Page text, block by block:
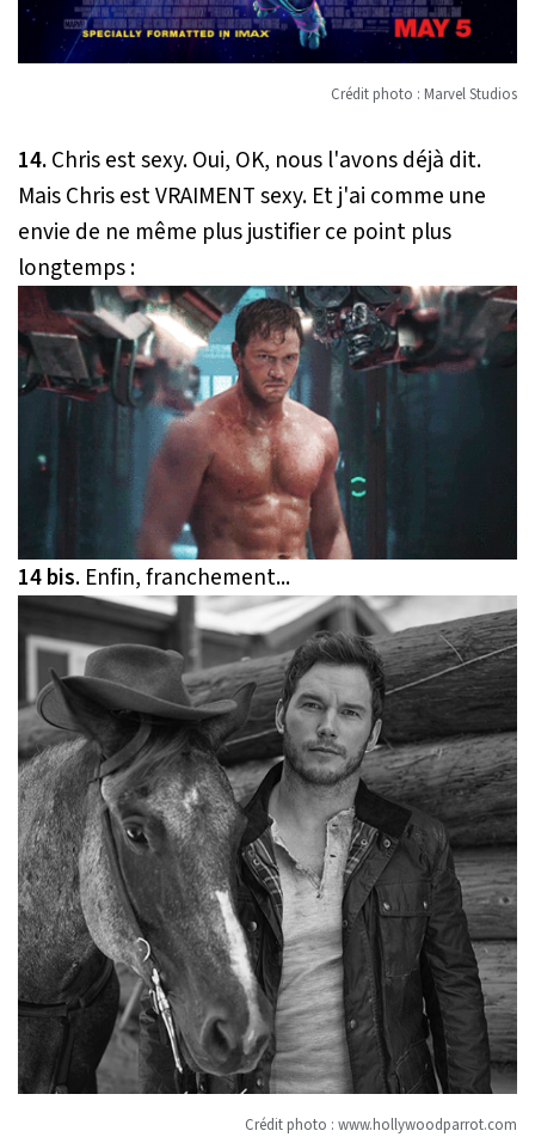
Crédit photo : Marvel Studios
14.Chris est sexy. Oui, OK, nous l'avons déjà dit.
Mais Chris est VRAIMENT sexy. Et j'ai comme une
envie de ne même plus justifier ce point plus
longtemps :
14 bis. Enfin, franchement...
Crédit photo : www.hollywoodparrot.com